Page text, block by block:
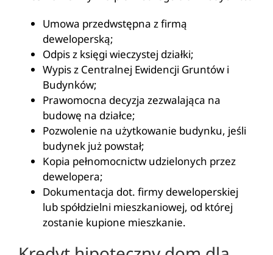
Umowa przedwstępna z firmą
deweloperską;
Odpis z księgi wieczystej działki;
Wypis z Centralnej Ewidencji Gruntów i
Budynków;
Prawomocna decyzja zezwalająca na
budowę na działce;
Pozwolenie na użytkowanie budynku, jeśli
budynek już powstał;
Kopia pełnomocnictw udzielonych przez
dewelopera;
Dokumentacja dot. firmy deweloperskiej
lub spółdzielni mieszkaniowej, od której
zostanie kupione mieszkanie.